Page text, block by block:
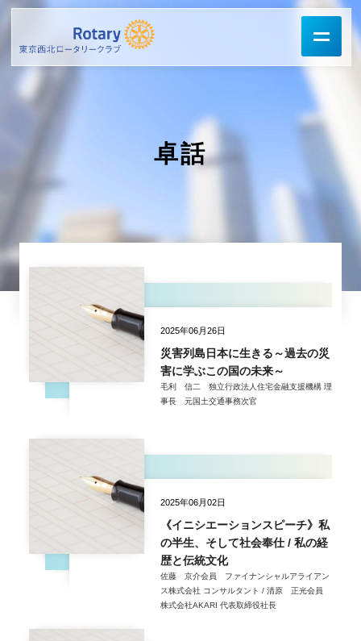
卓話
2025年06月26日
災害列島日本に生きる～過去の災
害に学ぶこの国の未来～
毛利 信二 独立行政法人住宅金融支援機構 理
事長 元国土交通事務次官
2025年06月02日
《イニシエーションスピーチ》私
の半生、そして社会奉仕 / 私の経
歴と伝統文化
佐藤 京介会員 ファイナンシャルアライアン
ス株式会社 コンサルタント / 清原 正光会員
株式会社AKARI 代表取締役社長